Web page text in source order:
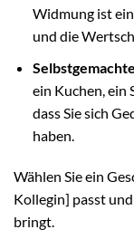
Widmung ist
und die
ein Kuchen, ein
dass Sie sich
haben.
Wählen Sie ein
Kollegin] passt
bringt.